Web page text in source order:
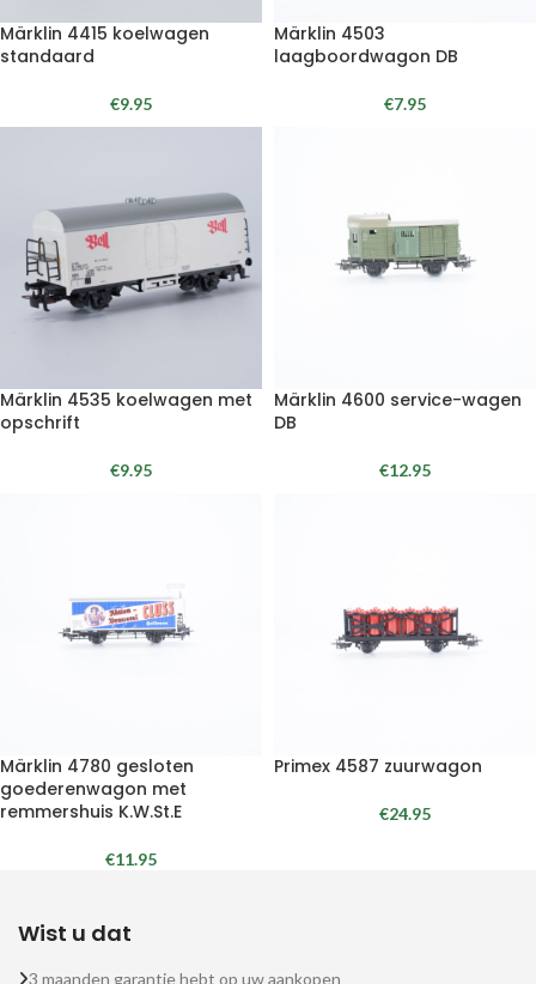
Märklin 4415 koelwagen
standaard
€9.95
Märklin 4503
laagboordwagon DB
€7.95
Märklin 4535 koelwagen met
opschrift
€9.95
Märklin 4600 service-wagen
DB
€12.95
Märklin 4780 gesloten
goederenwagon met
remmershuis K.W.St.E
€11.95
Primex 4587 zuurwagon
€24.95
Wist u dat
3 maanden garantie hebt op uw aankopen